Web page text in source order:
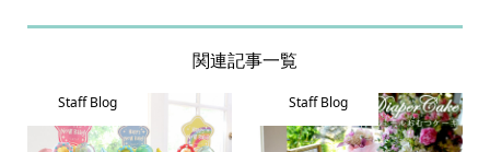
関連記事一覧
Staff Blog Staff Blog